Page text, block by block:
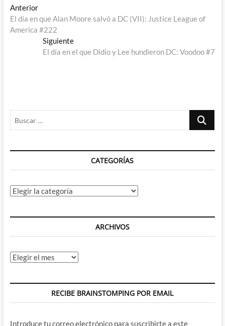
Navegación
de
entradas
AnteriorEntrada
anterior:
El día en que Alan Moore salvó a DC (VII): Justice League of
America #222
SiguienteEntrada
siguiente:
El día en el que Didio y Lee hundieron DC: Voodoo #7
Buscar
CATEGORÍAS
Categorías
ARCHIVOS
Archivos
RECIBE BRAINSTOMPING POR EMAIL
Introduce tu correo electrónico para suscribirte a este